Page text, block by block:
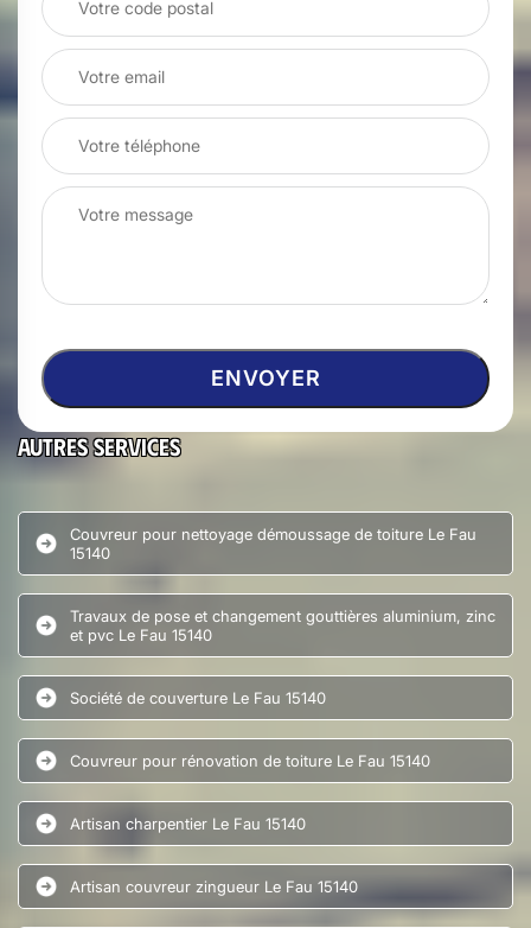
Autres services
Couvreur pour nettoyage démoussage de toiture Le Fau
15140
Travaux de pose et changement gouttières aluminium, zinc
et pvc Le Fau 15140
Société de couverture Le Fau 15140
Couvreur pour rénovation de toiture Le Fau 15140
Artisan charpentier Le Fau 15140
Artisan couvreur zingueur Le Fau 15140